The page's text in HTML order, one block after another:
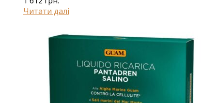
Читати далі